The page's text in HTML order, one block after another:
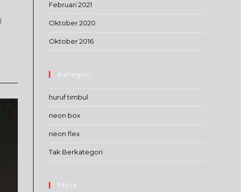
Februari 2021
Oktober 2020
Oktober 2016
Kategori
huruf timbul
neon box
neon flex
Tak Berkategori
Meta